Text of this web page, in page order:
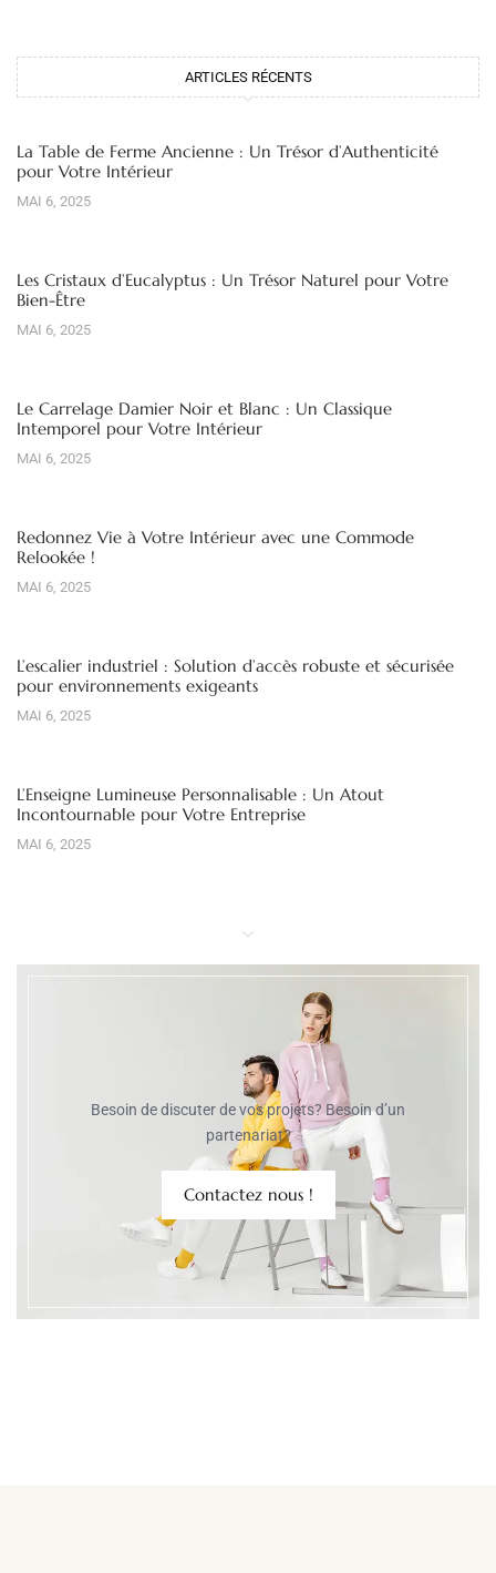
ARTICLES RÉCENTS
La Table de Ferme Ancienne : Un Trésor d’Authenticité
pour Votre Intérieur
MAI 6, 2025
Les Cristaux d’Eucalyptus : Un Trésor Naturel pour Votre
Bien-Être
MAI 6, 2025
Le Carrelage Damier Noir et Blanc : Un Classique
Intemporel pour Votre Intérieur
MAI 6, 2025
Redonnez Vie à Votre Intérieur avec une Commode
Relookée !
MAI 6, 2025
L’escalier industriel : Solution d’accès robuste et sécurisée
pour environnements exigeants
MAI 6, 2025
L’Enseigne Lumineuse Personnalisable : Un Atout
Incontournable pour Votre Entreprise
MAI 6, 2025
Besoin de discuter de vos projets? Besoin d’un
partenariat?
Contactez nous !